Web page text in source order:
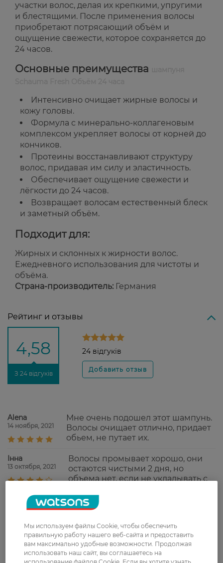
участки волос, делая их крепкими, упругими
и блестящими. После применения волосы
приобретают потрясающий объём и
ощущение свежести, которое сохраняется до
24 часов.
Основные преимущества
Интенсивно очищает жирные волосы и
кожу головы.
Формула с минерально-коллагеновым
комплексом укрепляет волосы от корней до
кончиков.
Протеины восстанавливают структуру
волос, придавая им силу и эластичность.
Обеспечивает ощущение свежести и
лёгкости до 24 часов.
Возвращает волосам естественный блеск
и заметный объём.
Подходит для:
Жирных и склонных к жирности волос.
Ежедневного использования для чистоты и
объёма.
Страна-производитель: Германия
Рейтинг и отзывы
4,58
З 24 відгуків
24 відгуків
Alena
14 ноября, 2021
Мне очень подошел этот шампунь.
Волосы очищает отлично, придает
обьем, не путает их.
Інна
13 октября, 2021
Волосы промывает хорошо, они
остаются чистыми 2 дня, но
объема нет, если не укладывать с
средств.
6 октября, 2021
дуже подобається.
Каріна От этого шампуня я в восторге.
Мы используем файлы Cookie, чтобы обеспечить
правильную работу нашего веб-сайта и предоставить
вам максимально удобные возможности. Продолжая
использовать наш сайт, вы соглашаетесь на